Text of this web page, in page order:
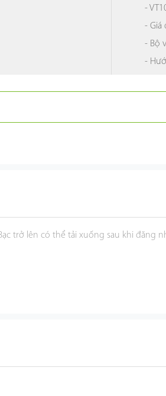
-
- Giá
- Bộ
-
trở lên có thể tải xuống sau khi đăng